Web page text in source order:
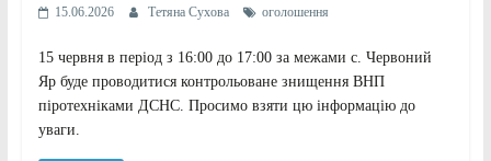
15.06.2026 Тетяна Сухова оголошення
15 червня в період з 16:00 до 17:00 за межами с. Червоний
Яр буде проводитися контрольоване знищення ВНП
піротехніками ДСНС. Просимо взяти цю інформацію до
уваги.